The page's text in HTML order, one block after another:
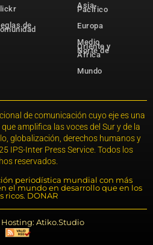
de
Asia-
Pacífico
Europa
Medio
Oriente y
Norte de
África
Mundo
de comunicación cuyo eje es una
amplifica las voces del Sur y de la
globalización, derechos humanos y
IPS-Inter Press Service. Todos los
reservados.
periodística mundial con más
el mundo en desarrollo que en los
ricos. DONAR
Hosting: Atiko.Studio